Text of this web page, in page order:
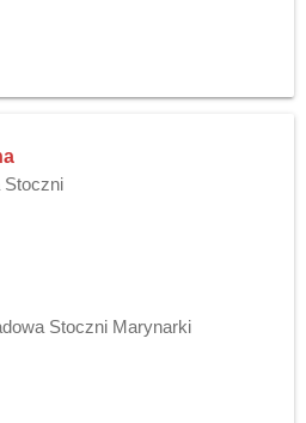
Stoczni
Stoczni Marynarki